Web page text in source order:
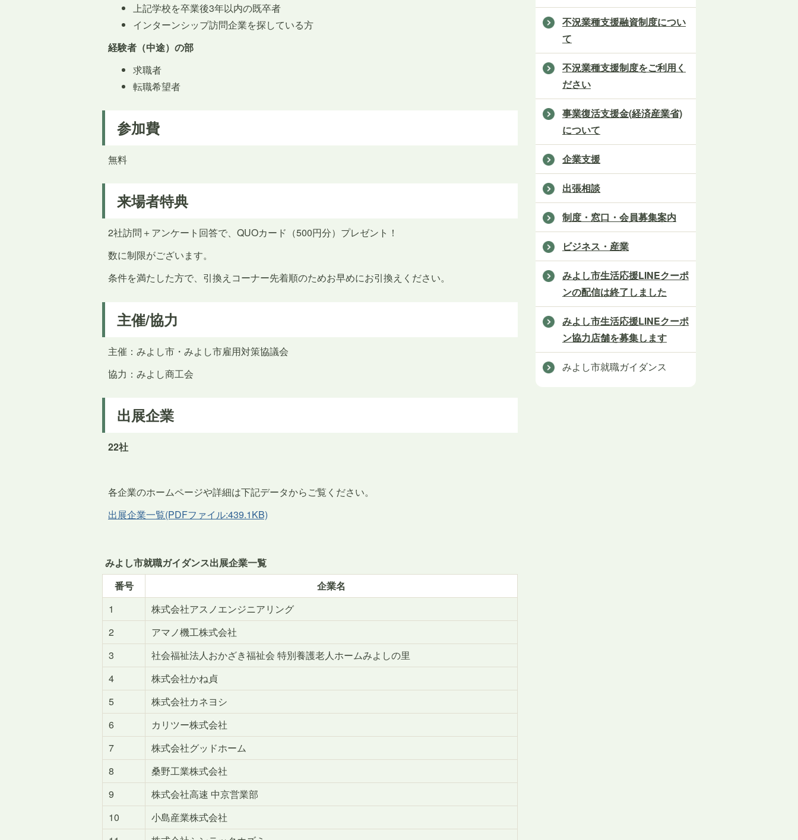
上記学校を卒業後3年以内の既卒者
インターンシップ訪問企業を探している方
経験者（中途）の部
求職者
転職希望者
参加費
無料
来場者特典
2社訪問＋アンケート回答で、QUOカード（500円分）プレゼント！
数に制限がございます。
条件を満たした方で、引換えコーナー先着順のためお早めにお引換えください。
主催/協力
主催：みよし市・みよし市雇用対策協議会
協力：みよし商工会
出展企業
22社
各企業のホームページや詳細は下記データからご覧ください。
出展企業一覧(PDFファイル:439.1KB)
みよし市就職ガイダンス出展企業一覧
番号
企業名
1
株式会社アスノエンジニアリング
2
アマノ機工株式会社
3
社会福祉法人おかざき福祉会 特別養護老人ホームみよしの里
4
株式会社かね貞
5
株式会社カネヨシ
6
カリツー株式会社
7
株式会社グッドホーム
8
桑野工業株式会社
9
株式会社高速 中京営業部
10
小島産業株式会社
不況業種支援融資制度につい
て
不況業種支援制度をご利用く
ださい
事業復活支援金(経済産業省)
について
企業支援
出張相談
制度・窓口・会員募集案内
ビジネス・産業
みよし市生活応援LINEクーポ
ンの配信は終了しました
みよし市生活応援LINEクーポ
ン協力店舗を募集します
みよし市就職ガイダンス